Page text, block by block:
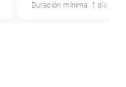
Duración mínima: 1 día